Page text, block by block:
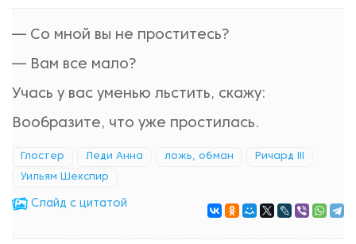
— Со мной вы не проститесь?
— Вам все мало?
Учась у вас уменью льстить, скажу:
Вообразите, что уже простилась.
Глостер Леди Анна ложь, обман Ричард III
Уильям Шекспир
Cлайд с цитатой